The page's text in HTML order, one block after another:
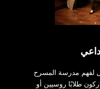
لفهم مدرسة المسرح
طلابًا روسيين أو